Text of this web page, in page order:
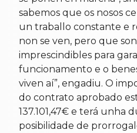
sabemos que os nosos
un traballo constante e
non se ven, pero que
imprescindibles para
funcionamento e o
viven aí”, engadiu. O
do contrato aprobado
137.101,47€ e terá unha
posibilidade de